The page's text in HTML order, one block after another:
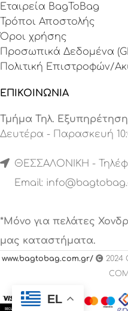
Εταιρεία BagToBag
Τρόποι Αποστολής
Όροι χρήσης
Προσωπικά Δεδομένα
Πολιτική Επιστροφών/
ΕΠΙΚΟΙΝΩΝΙΑ
Τμήμα Τηλ.
Δευτέρα - Παρασκευή
ΘΕΣΣΑΛΟΝΙΚΗ -
Email:
*Μόνο για πελάτες
μας καταστήματα.
www.bagtobag.com.gr/ 2024
EL